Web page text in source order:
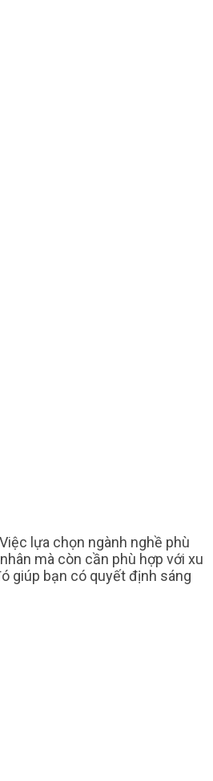
lựa chọn ngành nghề phù
mà còn cần phù hợp với xu
giúp bạn có quyết định sáng